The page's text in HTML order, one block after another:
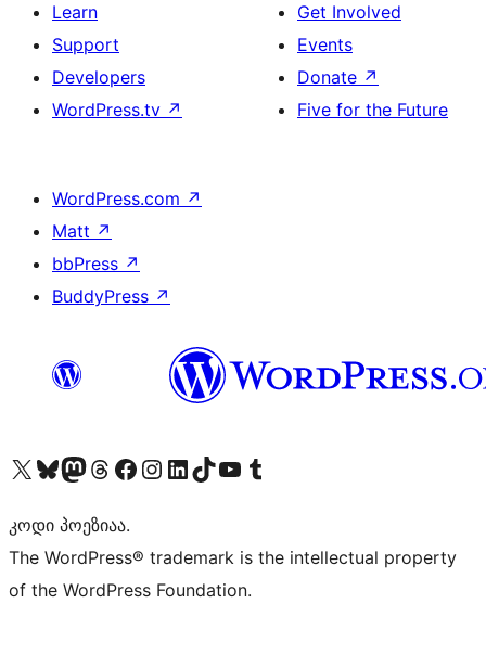
Learn
Support
Developers
WordPress.tv ↗
Get Involved
Events
Donate ↗
Five for the Future
WordPress.com ↗
Matt ↗
bbPress ↗
BuddyPress ↗
Visit our X (formerly Twitter) account
Visit our Bluesky account
Visit our Mastodon account
Visit our Threads account
Visit our Facebook page
Visit our Instagram account
Visit our LinkedIn account
Visit our TikTok account
Visit our YouTube channel
Visit our Tumblr account
კოდი პოეზიაა.
The WordPress® trademark is the intellectual property
of the WordPress Foundation.